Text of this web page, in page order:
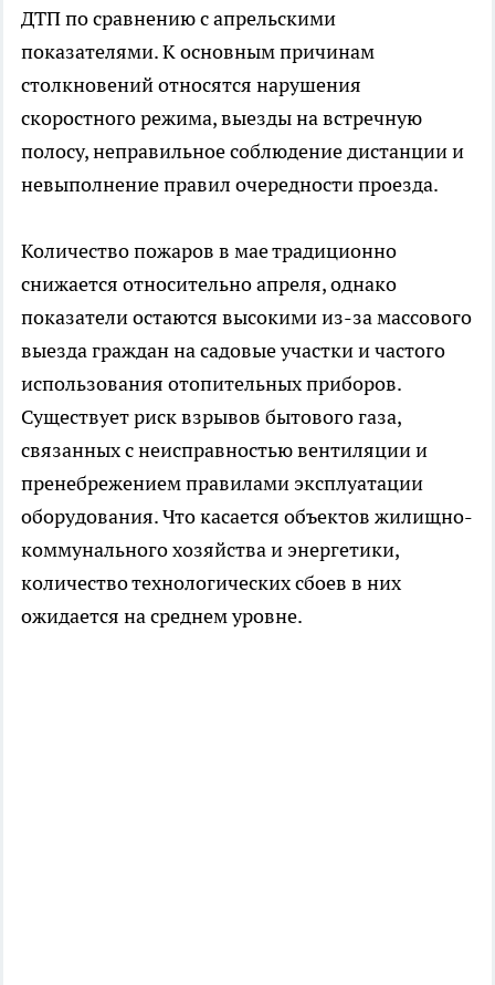
ДТП по сравнению с апрельскими
показателями. К основным причинам
столкновений относятся нарушения
скоростного режима, выезды на встречную
полосу, неправильное соблюдение дистанции и
невыполнение правил очередности проезда.
Количество пожаров в мае традиционно
снижается относительно апреля, однако
показатели остаются высокими из-за массового
выезда граждан на садовые участки и частого
использования отопительных приборов.
Существует риск взрывов бытового газа,
связанных с неисправностью вентиляции и
пренебрежением правилами эксплуатации
оборудования. Что касается объектов жилищно-
коммунального хозяйства и энергетики,
количество технологических сбоев в них
ожидается на среднем уровне.